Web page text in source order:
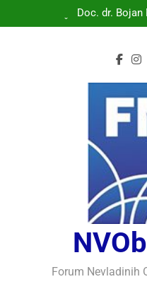
Doc. dr. Bojan
OBILJEŽAVANJE 30
Prof.dr Vaso Bojanić, MOGU
Doc. dr. Bojan Macuh,
Doc. dr. Bojan
RAZVOJA DEFENDOLOGIJE
Forum Nevladinih